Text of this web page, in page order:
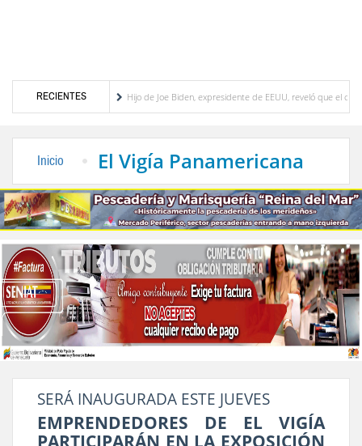
RECIENTES
Trujillo Herrera
Hijo de Joe Biden, expresidente de EEUU, reveló que el cáncer
Inicio El Vigía Panamericana
SERÁ INAUGURADA ESTE JUEVES
EMPRENDEDORES DE EL VIGÍA
PARTICIPARÁN EN LA EXPOSICIÓN